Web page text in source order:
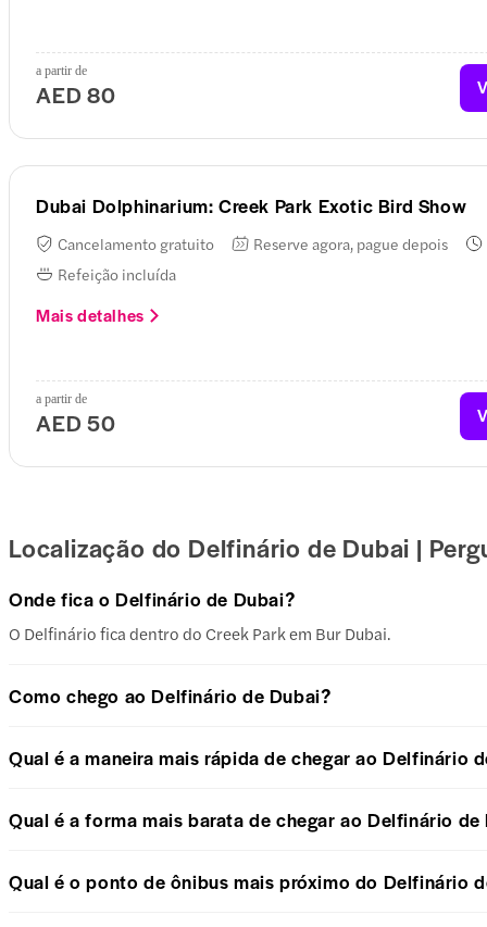
a partir de
AED 80
Dubai Dolphinarium: Creek Park Exotic Bird Show
Cancelamento gratuito
Reserve agora, pague depois
Refeição incluída
Mais detalhes
a partir de
AED 50
Localização do Delfinário de Dubai |
Onde fica o Delfinário de Dubai?
O Delfinário fica dentro do Creek Park em Bur Dubai.
Como chego ao Delfinário de Dubai?
Qual é a maneira mais rápida de chegar ao Delfinário
Qual é a forma mais barata de chegar ao Delfinário de
Qual é o ponto de ônibus mais próximo do Delfinário